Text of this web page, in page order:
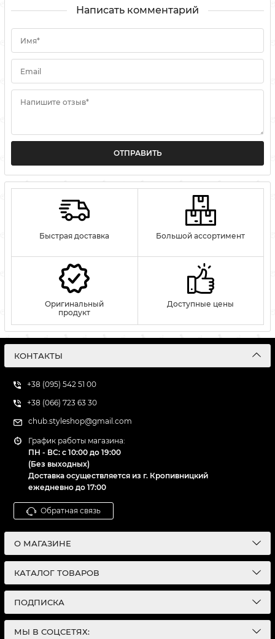
Написать комментарий
Имя*
Email
Напишите отзыв*
ОТПРАВИТЬ
Быстрая доставка Большой ассортимент
Оригинальный
продукт
Доступные цены
КОНТАКТЫ
+38 (095) 542 51 00
+38 (066) 723 63 30
chub.styleshop@gmail.com
График работы магазина:
ПН - ВС: с 10:00 до 19:00
(Без выходных)
Доставка осуществляется из г. Кропивницкий
ежедневно до 17:00
Обратная связь
О МАГАЗИНЕ
КАТАЛОГ ТОВАРОВ
ПОДПИСКА
МЫ В СОЦСЕТЯХ: